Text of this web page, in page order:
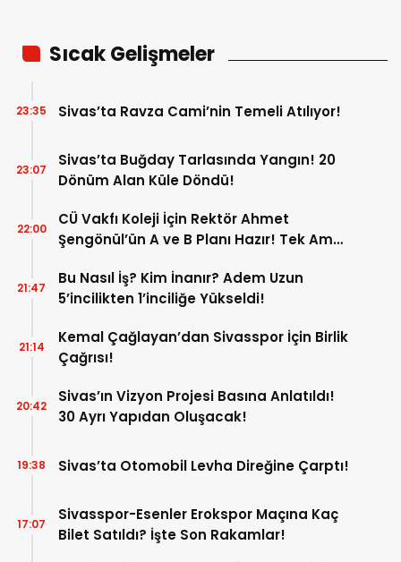
Sıcak Gelişmeler
Sivas’ta Ravza Cami’nin Temeli Atılıyor!
23:35
Sivas’ta Buğday Tarlasında Yangın! 20
Dönüm Alan Küle Döndü!
23:07
CÜ Vakfı Koleji İçin Rektör Ahmet
Şengönül’ün A ve B Planı Hazır! Tek Amaç
22:00
Bu Nasıl İş? Kim İnanır? Adem Uzun
5’incilikten 1’inciliğe Yükseldi!
21:47
Kemal Çağlayan’dan Sivasspor İçin Birlik
Çağrısı!
21:14
Sivas’ın Vizyon Projesi Basına Anlatıldı!
30 Ayrı Yapıdan Oluşacak!
20:42
Sivas’ta Otomobil Levha Direğine Çarptı!
19:38
Sivasspor-Esenler Erokspor Maçına Kaç
Bilet Satıldı? İşte Son Rakamlar!
17:07